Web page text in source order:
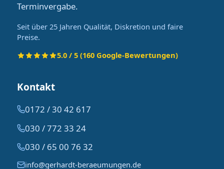
Terminvergabe.
Seit über 25 Jahren Qualität, Diskretion und faire
Preise.
5.0 / 5 (160 Google-Bewertungen)
Kontakt
0172 / 30 42 617
030 / 772 33 24
030 / 65 00 76 32
info@gerhardt-beraeumungen.de